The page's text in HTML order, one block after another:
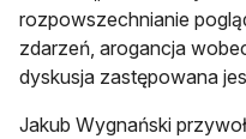
rozpowszechnianie
zdarzeń, arogancja
dyskusja zastępowana
Jakub Wygnański